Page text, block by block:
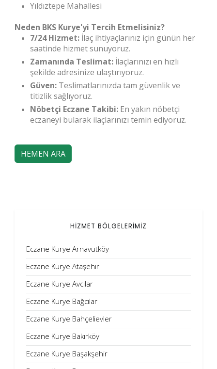
Yıldıztepe Mahallesi
Neden BKS Kurye'yi Tercih Etmelisiniz?
7/24 Hizmet: İlaç ihtiyaçlarınız için günün her
saatinde hizmet sunuyoruz.
Zamanında Teslimat: İlaçlarınızı en hızlı
şekilde adresinize ulaştırıyoruz.
Güven: Teslimatlarınızda tam güvenlik ve
titizlik sağlıyoruz.
Nöbetçi Eczane Takibi: En yakın nöbetçi
eczaneyi bularak ilaçlarınızı temin ediyoruz.
HEMEN ARA
HİZMET BÖLGELERİMİZ
Eczane Kurye Arnavutköy
Eczane Kurye Ataşehir
Eczane Kurye Avcılar
Eczane Kurye Bağcılar
Eczane Kurye Bahçelievler
Eczane Kurye Bakırköy
Eczane Kurye Başakşehir